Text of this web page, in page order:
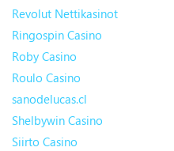
Revolut Nettikasinot
Ringospin Casino
Roby Casino
Roulo Casino
sanodelucas.cl
Shelbywin Casino
Siirto Casino